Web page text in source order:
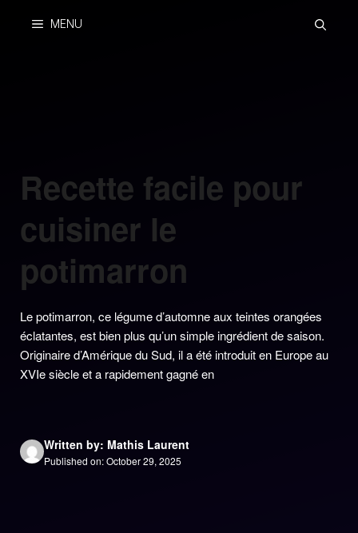
MENU
Recette facile pour
cuisiner le
potimarron
Le potimarron, ce légume d’automne aux teintes orangées
éclatantes, est bien plus qu’un simple ingrédient de saison.
Originaire d’Amérique du Sud, il a été introduit en Europe au
XVIe siècle et a rapidement gagné en
Written by: Mathis Laurent
Published on: October 29, 2025